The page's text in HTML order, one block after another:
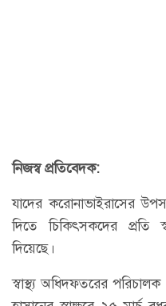
নিজস্ব প্রতিবেদক:
যাদের করোনাভাইরাসের
দিতে চিকিৎসকদের প্রতি
দিয়েছে।
স্বাস্থ্য অধিদফতরের